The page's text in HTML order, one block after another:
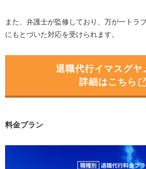
また、弁護士が監修しており、万が一トラ
にもとづいた対応を受けられます。
退職代行イマスグヤ
詳細はこちら
料金プラン